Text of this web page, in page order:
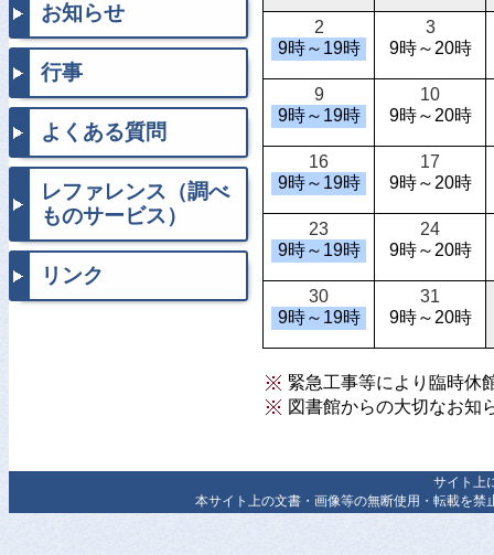
お知らせ
行事
よくある質問
レファレンス（調べ
ものサービス）
リンク
2
9時～19時
3
9時～20時
9
9時～19時
10
9時～20時
16
9時～19時
17
9時～20時
23
9時～19時
24
9時～20時
30
9時～19時
31
9時～20時
緊急工事等により臨時休
図書館からの大切なお知
サイト上
本サイト上の文書・画像等の無断使用・転載を